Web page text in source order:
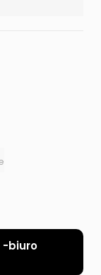
-biuro